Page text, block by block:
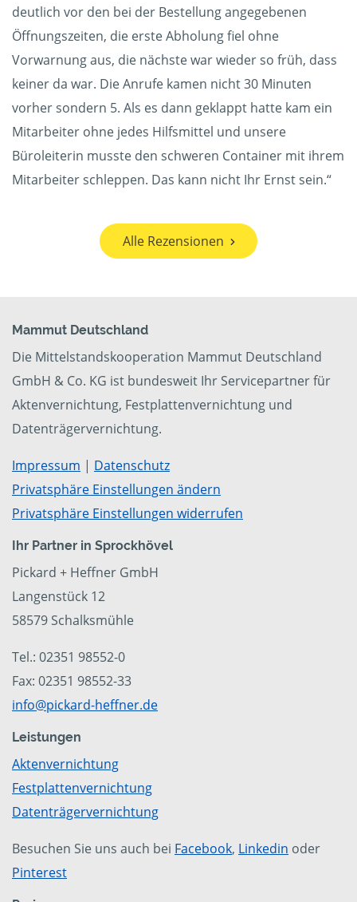
deutlich vor den bei der Bestellung angegebenen
Öffnungszeiten, die erste Abholung fiel ohne
Vorwarnung aus, die nächste war wieder so früh, dass
keiner da war. Die Anrufe kamen nicht 30 Minuten
vorher sondern 5. Als es dann geklappt hatte kam ein
Mitarbeiter ohne jedes Hilfsmittel und unsere
Büroleiterin musste den schweren Container mit ihrem
Mitarbeiter schleppen. Das kann nicht Ihr Ernst sein.“
Alle Rezensionen
Mammut Deutschland
Die Mittelstandskooperation Mammut Deutschland
GmbH & Co. KG ist bundesweit Ihr Servicepartner für
Aktenvernichtung, Festplattenvernichtung und
Datenträgervernichtung.
Impressum | Datenschutz
Privatsphäre Einstellungen ändern
Privatsphäre Einstellungen widerrufen
Ihr Partner in Sprockhövel
Pickard + Heffner GmbH
Langenstück 12
58579 Schalksmühle
Tel.: 02351 98552-0
Fax: 02351 98552-33
info@pickard-heffner.de
Leistungen
Aktenvernichtung
Festplattenvernichtung
Datenträgervernichtung
Besuchen Sie uns auch bei Facebook, Linkedin oder
Pinterest